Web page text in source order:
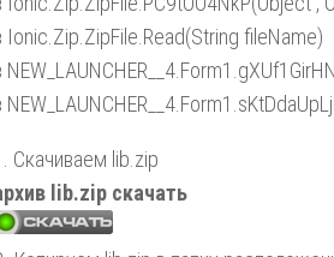
Ionic.Zip.ZipFile.Read(String fileName)
Скачиваем lib.zip
lib.zip скачать